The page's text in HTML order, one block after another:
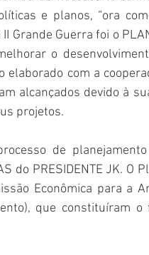
e planos, “ora
Grande Guerra foi o
o
com a
alcançados devido à
projetos.
de
do PRESIDENTE JK. O
Econômica para a
que constituíram o